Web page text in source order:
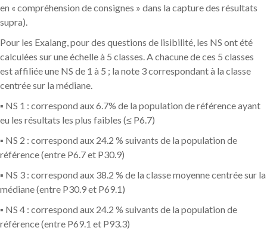
en « compréhension de consignes » dans la capture des résultats
supra).
Pour les Exalang, pour des questions de lisibilité, les NS ont été
calculées sur une échelle à 5 classes. A chacune de ces 5 classes
est affiliée une NS de 1 à 5 ; la note 3 correspondant à la classe
centrée sur la médiane.
▪ NS 1 : correspond aux 6.7% de la population de référence ayant
eu les résultats les plus faibles (≤ P6.7)
▪ NS 2 : correspond aux 24.2 % suivants de la population de
référence (entre P6.7 et P30.9)
▪ NS 3 : correspond aux 38.2 % de la classe moyenne centrée sur la
médiane (entre P30.9 et P69.1)
▪ NS 4 : correspond aux 24.2 % suivants de la population de
référence (entre P69.1 et P93.3)